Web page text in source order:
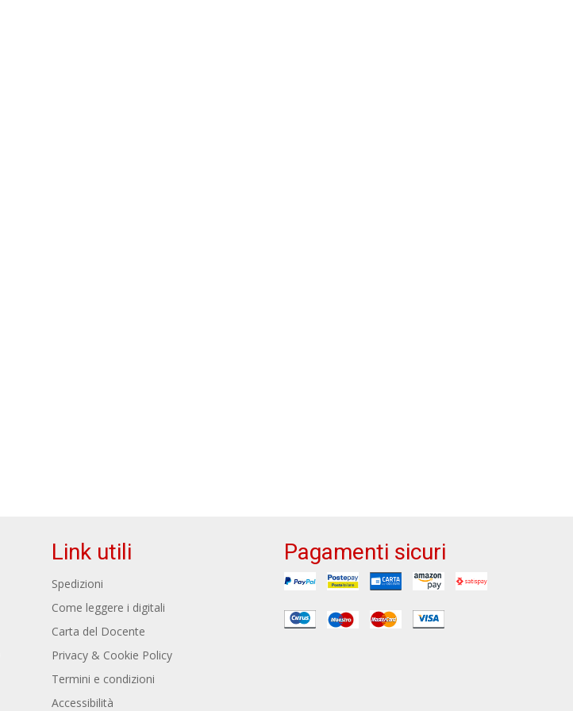
Link utili
Spedizioni
Come leggere i digitali
Carta del Docente
Privacy & Cookie Policy
Termini e condizioni
Accessibilità
Pagamenti sicuri